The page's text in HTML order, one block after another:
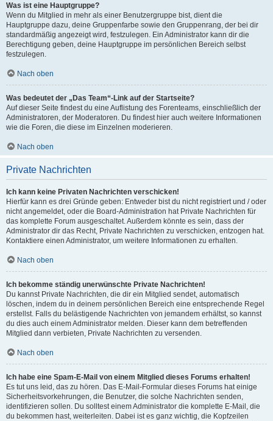
Was ist eine Hauptgruppe?
Wenn du Mitglied in mehr als einer Benutzergruppe bist, dient die
Hauptgruppe dazu, deine Gruppenfarbe sowie den Gruppenrang, der bei dir
standardmäßig angezeigt wird, festzulegen. Ein Administrator kann dir die
Berechtigung geben, deine Hauptgruppe im persönlichen Bereich selbst
festzulegen.
Nach oben
Was bedeutet der „Das Team“-Link auf der Startseite?
Auf dieser Seite findest du eine Auflistung des Forenteams, einschließlich der
Administratoren, der Moderatoren. Du findest hier auch weitere Informationen
wie die Foren, die diese im Einzelnen moderieren.
Nach oben
Private Nachrichten
Ich kann keine Privaten Nachrichten verschicken!
Hierfür kann es drei Gründe geben: Entweder bist du nicht registriert und / oder
nicht angemeldet, oder die Board-Administration hat Private Nachrichten für
das komplette Forum ausgeschaltet. Außerdem könnte es sein, dass der
Administrator dir das Recht, Private Nachrichten zu verschicken, entzogen hat.
Kontaktiere einen Administrator, um weitere Informationen zu erhalten.
Nach oben
Ich bekomme ständig unerwünschte Private Nachrichten!
Du kannst Private Nachrichten, die dir ein Mitglied sendet, automatisch
löschen, indem du in deinem persönlichen Bereich eine entsprechende Regel
erstellst. Falls du belästigende Nachrichten von jemandem erhältst, so kannst
du dies auch einem Administrator melden. Dieser kann dem betreffenden
Mitglied dann verbieten, Private Nachrichten zu versenden.
Nach oben
Ich habe eine Spam-E-Mail von einem Mitglied dieses Forums erhalten!
Es tut uns leid, das zu hören. Das E-Mail-Formular dieses Forums hat einige
Sicherheitsvorkehrungen, die Benutzer, die solche Nachrichten senden,
identifizieren sollen. Du solltest einem Administrator die komplette E-Mail, die
du bekommen hast, weiterleiten. Dabei ist es ganz wichtig, die Kopfzeilen